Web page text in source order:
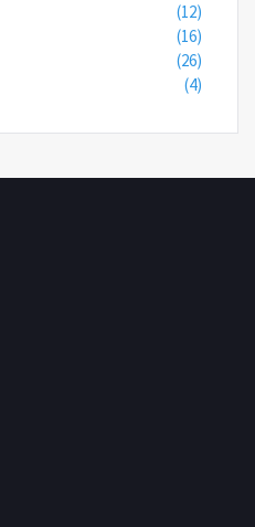
(12)
(16)
(26)
(4)